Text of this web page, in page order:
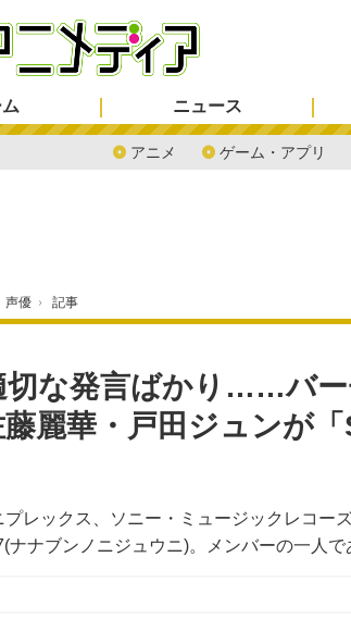
ニュース
アニメ ゲーム・アプリ
声優 › 記事
切な発言ばかり……バ
麗華・戸田ジュンが
レックス、ソニー・ミュージックレコー
ナナブンノニジュウニ)。メンバーの一人